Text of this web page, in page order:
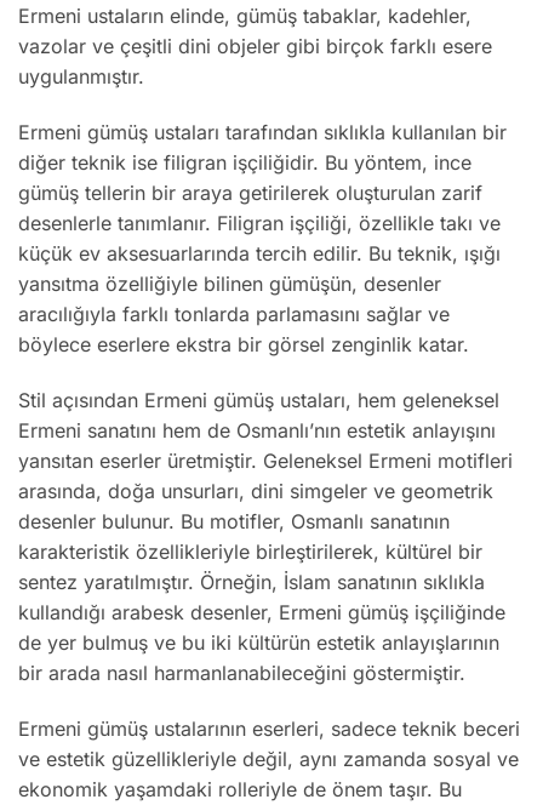
Ermeni ustaların elinde, gümüş tabaklar, kadehler,
vazolar ve çeşitli dini objeler gibi birçok farklı esere
uygulanmıştır.
Ermeni gümüş ustaları tarafından sıklıkla kullanılan bir
diğer teknik ise filigran işçiliğidir. Bu yöntem, ince
gümüş tellerin bir araya getirilerek oluşturulan zarif
desenlerle tanımlanır. Filigran işçiliği, özellikle takı ve
küçük ev aksesuarlarında tercih edilir. Bu teknik, ışığı
yansıtma özelliğiyle bilinen gümüşün, desenler
aracılığıyla farklı tonlarda parlamasını sağlar ve
böylece eserlere ekstra bir görsel zenginlik katar.
Stil açısından Ermeni gümüş ustaları, hem geleneksel
Ermeni sanatını hem de Osmanlı’nın estetik anlayışını
yansıtan eserler üretmiştir. Geleneksel Ermeni motifleri
arasında, doğa unsurları, dini simgeler ve geometrik
desenler bulunur. Bu motifler, Osmanlı sanatının
karakteristik özellikleriyle birleştirilerek, kültürel bir
sentez yaratılmıştır. Örneğin, İslam sanatının sıklıkla
kullandığı arabesk desenler, Ermeni gümüş işçiliğinde
de yer bulmuş ve bu iki kültürün estetik anlayışlarının
bir arada nasıl harmanlanabileceğini göstermiştir.
Ermeni gümüş ustalarının eserleri, sadece teknik beceri
ve estetik güzellikleriyle değil, aynı zamanda sosyal ve
ekonomik yaşamdaki rolleriyle de önem taşır. Bu